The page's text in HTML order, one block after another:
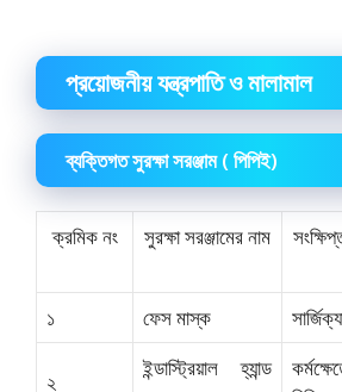
প্রয়োজনীয় যন্ত্রপাতি ও মালামাল
ব্যক্তিগত সুরক্ষা সরঞ্জাম ( পিপিই)
ক্রমিক নং সুরক্ষা সরঞ্জামের নাম
১ ফেস মাস্ক
২
ইন্ডাস্ট্রিয়াল হ্যান্ড